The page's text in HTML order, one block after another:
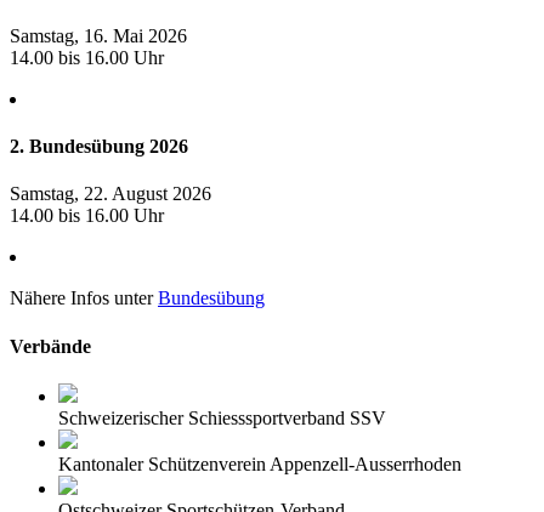
Samstag, 16. Mai 2026
14.00 bis 16.00 Uhr
2. Bundesübung 2026
Samstag, 22. August 2026
14.00 bis 16.00 Uhr
Nähere Infos unterBundesübung
Verbände
Schweizerischer Schiesssportverband SSV
Kantonaler Schützenverein Appenzell-Ausserrhoden